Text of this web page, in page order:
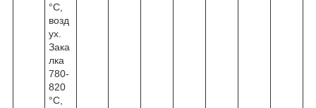
°С,
возд
ух.
Зака
лка
780-
820
°С,